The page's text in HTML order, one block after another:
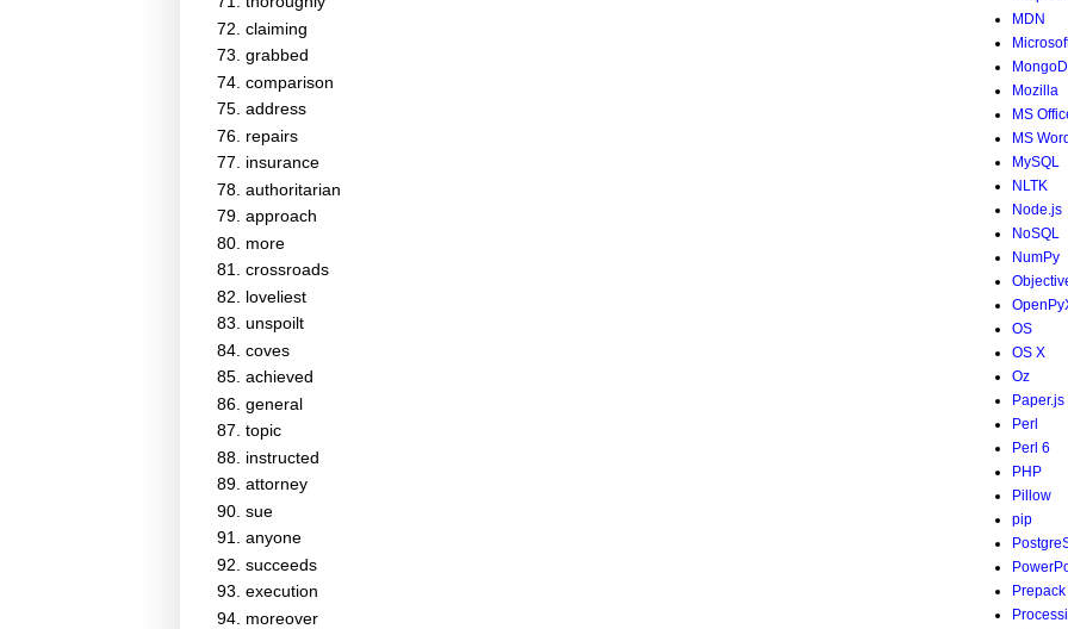
claiming
grabbed
comparison
address
repairs
insurance
authoritarian
approach
more
crossroads
loveliest
unspoilt
coves
achieved
general
topic
instructed
attorney
sue
anyone
succeeds
execution
moreover
MDN
Mozilla
MS
MS Word
MySQL
NLTK
Node.js
NoSQL
NumPy
OS
OS X
Oz
Paper.js
Perl
Perl 6
PHP
Pillow
pip
Prepack